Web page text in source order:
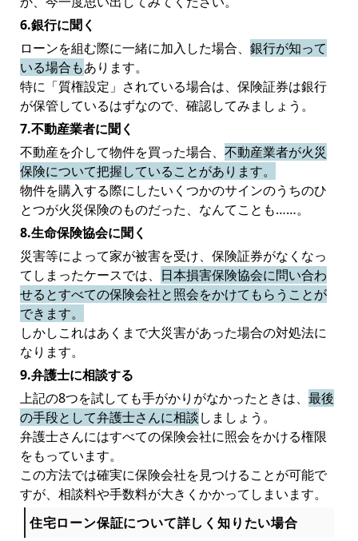
6.銀行に聞く
ローンを組む際に一緒に加入した場合、 銀行が知って
いる場合もあります。
特に「質権設定」されている場合は、保険証券は銀行
が保管しているはずなので、確認してみましょう。
7.不動産業者に聞く
不動産を介して物件を買った場合、 不動産業者が火災
保険について把握していることがあります。
物件を購入する際にしたいくつかのサインのうちのひ
とつが火災保険のものだった、なんてことも……。
8.生命保険協会に聞く
災害等によって家が被害を受け、保険証券がなくなっ
てしまったケースでは、 日本損害保険協会に問い合わ
せるとすべての保険会社と照会をかけてもらうことが
できます。
しかしこれはあくまで大災害があった場合の対処法に
なります。
9.弁護士に相談する
上記の8つを試しても手がかりがなかったときは、 最後
の手段として弁護士さんに相談しましょう。
弁護士さんにはすべての保険会社に照会をかける権限
をもっています。
この方法では確実に保険会社を見つけることが可能で
すが、相談料や手数料が大きくかかってしまいます。
住宅ローン保証について詳しく知りたい場合